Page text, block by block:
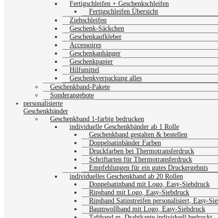
Fertigschleifen + Geschenkschleifen
Fertigschleifen Übersicht
Ziehschleifen
Geschenk-Säckchen
Geschenkaufkleber
Accessoires
Geschenkanhänger
Geschenkpapier
Hilfsmittel
Geschenkverpackung alles
Geschenkband-Pakete
Sonderangebote
personalisierte
Geschenkbänder
Geschenkband 1-farbig bedrucken
individuelle Geschenkbänder ab 1 Rolle
Geschenkband gestalten & bestellen
Doppelsatinbänder Farben
Druckfarben bei Thermotransferdruck
Schriftarten für Thermotransferdruck
Empfehlungen für ein gutes Druckergebnis
individuelles Geschenkband ab 20 Rollen
Doppelsatinband mit Logo, Easy-Siebdruck
Ripsband mit Logo, Easy-Siebdruck
Ripsband Satinstreifen personalisiert, Easy-
Baumwollband mit Logo, Easy-Siebdruck